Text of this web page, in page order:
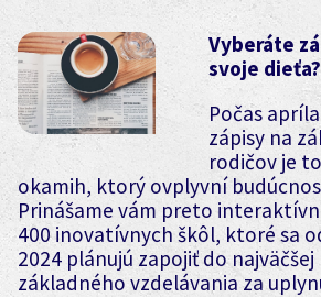
Vyberáte
svoje dieťa?
Počas
zápisy na
rodičov je
okamih, ktorý ovplyvní
Prinášame vám preto
400 inovatívnych škôl, ktoré sa
2024 plánujú zapojiť do
základného vzdelávania za